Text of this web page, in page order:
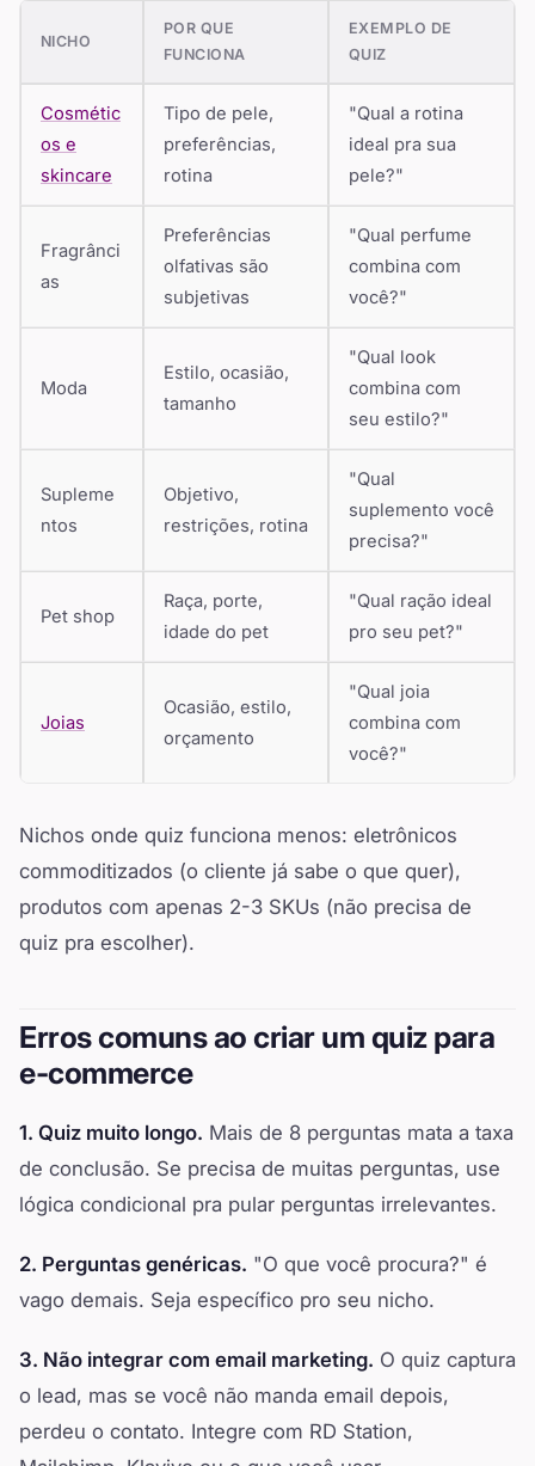
NICHO
POR QUE
FUNCIONA
EXEMPLO DE
QUIZ
Cosmétic
os e
skincare
Tipo de pele,
preferências,
rotina
"Qual a rotina
ideal pra sua
pele?"
Fragrânci
as
Preferências
olfativas são
subjetivas
"Qual perfume
combina com
você?"
Moda
Estilo, ocasião,
tamanho
"Qual look
combina com
seu estilo?"
Supleme
ntos
Objetivo,
restrições, rotina
"Qual
suplemento você
precisa?"
Pet shop
Raça, porte,
idade do pet
"Qual ração ideal
pro seu pet?"
Joias
Ocasião, estilo,
orçamento
"Qual joia
combina com
você?"
Nichos onde quiz funciona menos: eletrônicos
commoditizados (o cliente já sabe o que quer),
produtos com apenas 2-3 SKUs (não precisa de
quiz pra escolher).
Erros comuns ao criar um quiz para
e-commerce
1. Quiz muito longo. Mais de 8 perguntas mata a taxa
de conclusão. Se precisa de muitas perguntas, use
lógica condicional pra pular perguntas irrelevantes.
2. Perguntas genéricas. "O que você procura?" é
vago demais. Seja específico pro seu nicho.
3. Não integrar com email marketing. O quiz captura
o lead, mas se você não manda email depois,
perdeu o contato. Integre com RD Station,